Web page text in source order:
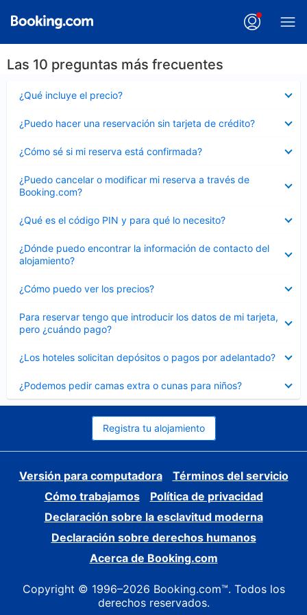
Las 10 preguntas más frecuentes
¿Qué incluye el precio?
cerrado
¿Puedo hacer una reservación sin tarjeta de crédito?
cerrado
¿Cómo sé si mi reserva está confirmada?
cerrado
¿Puedo cancelar o modificar mi reserva a través de
Booking.com?
cerrado
¿Qué es el código PIN y para qué lo necesito?
cerrado
¿Dónde puedo encontrar la información de contacto del
alojamiento?
cerrado
¿Cómo puedo ver los precios?
cerrado
Para reservar tengo que introducir los datos de mi tarjeta,
pero ¿cuándo pago?
cerrado
¿Los hoteles solicitan depósitos o pagos por adelantado?
cerrado
¿Podemos pedir camas extra o cunas para niños?
cerrado
Registra tu alojamiento
Versión para computadora
Términos del servicio
Cómo trabajamos
Política de privacidad
Declaración sobre la esclavitud moderna
Declaración sobre derechos humanos
Acerca de Booking.com
Copyright © 1996–2026 Booking.com™. Todos los
derechos reservados.